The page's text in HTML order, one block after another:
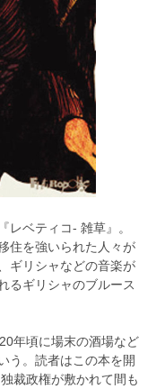
レベティコ- 雑草』。
住を強いられた人々が
ギリシャなどの音楽が
るギリシャのブルース
年頃に場末の酒場など
う。読者はこの本を開
裁政権が敷かれて間も